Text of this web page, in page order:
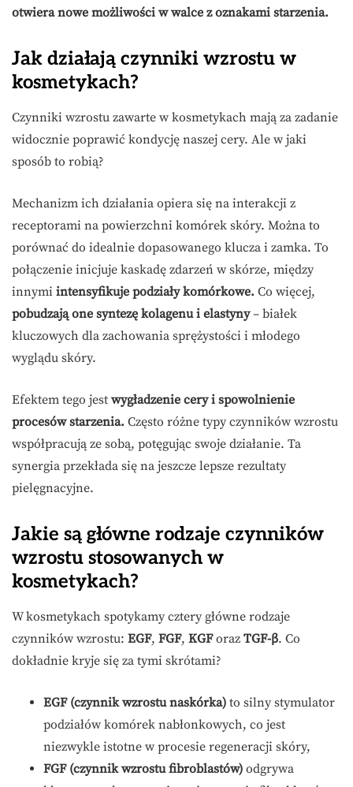
otwiera nowe możliwości w walce z oznakami starzenia.
Jak działają czynniki wzrostu w
kosmetykach?
Czynniki wzrostu zawarte w kosmetykach mają za zadanie
widocznie poprawić kondycję naszej cery. Ale w jaki
sposób to robią?
Mechanizm ich działania opiera się na interakcji z
receptorami na powierzchni komórek skóry. Można to
porównać do idealnie dopasowanego klucza i zamka. To
połączenie inicjuje kaskadę zdarzeń w skórze, między
innymi intensyfikuje podziały komórkowe. Co więcej,
pobudzają one syntezę kolagenu i elastyny– białek
kluczowych dla zachowania sprężystości i młodego
wyglądu skóry.
Efektem tego jest wygładzenie cery i spowolnienie
procesów starzenia. Często różne typy czynników wzrostu
współpracują ze sobą, potęgując swoje działanie. Ta
synergia przekłada się na jeszcze lepsze rezultaty
pielęgnacyjne.
Jakie są główne rodzaje czynników
wzrostu stosowanych w
kosmetykach?
W kosmetykach spotykamy cztery główne rodzaje
czynników wzrostu: EGF, FGF, KGForaz TGF-β. Co
dokładnie kryje się za tymi skrótami?
EGF (czynnik wzrostu naskórka) to silny stymulator
podziałów komórek nabłonkowych, co jest
niezwykle istotne w procesie regeneracji skóry,
FGF (czynnik wzrostu fibroblastów) odgrywa